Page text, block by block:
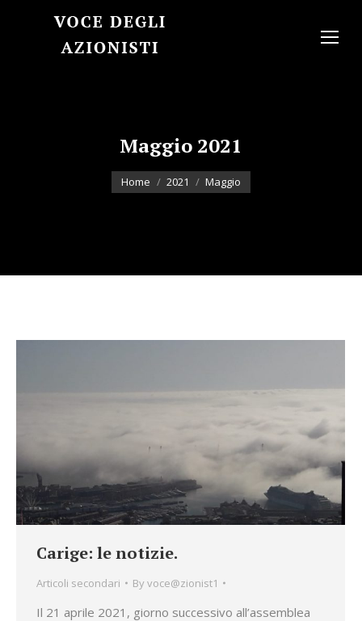
Maggio 2021
You are here:
Home 2021 Maggio
Carige: le notizie.
Articoli secondari Byvoce@zionist1
Il 21 aprile 2021, giorno successivo all’assemblea